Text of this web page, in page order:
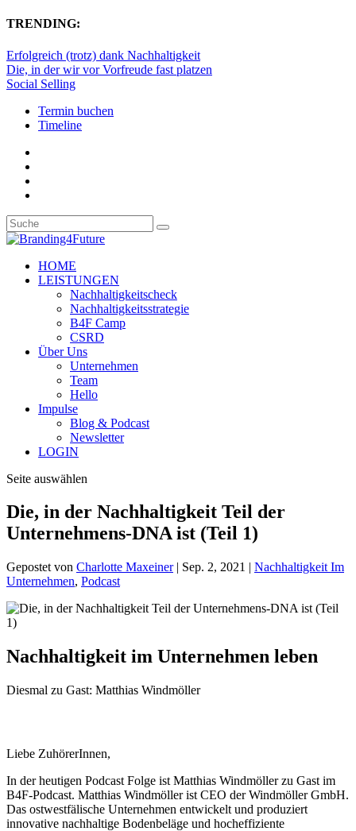
TRENDING:
Erfolgreich (trotz) dank Nachhaltigkeit
Die, in der wir vor Vorfreude fast platzen
Social Selling
Termin buchen
Timeline
HOME
LEISTUNGEN
Nachhaltigkeitscheck
Nachhaltigkeitsstrategie
B4F Camp
CSRD
Über Uns
Unternehmen
Team
Hello
Impulse
Blog & Podcast
Newsletter
LOGIN
Seite auswählen
Die, in der Nachhaltigkeit Teil der
Unternehmens-DNA ist (Teil 1)
Gepostet von Charlotte Maxeiner| Sep. 2, 2021 | Nachhaltigkeit Im
Unternehmen, Podcast
Nachhaltigkeit im Unternehmen leben
Diesmal zu Gast: Matthias Windmöller
Liebe ZuhörerInnen,
In der heutigen Podcast Folge ist Matthias Windmöller zu Gast im
B4F-Podcast. Matthias Windmöller ist CEO der Windmöller GmbH.
Das ostwestfälische Unternehmen entwickelt und produziert
innovative nachhaltige Bodenbeläge und hocheffiziente